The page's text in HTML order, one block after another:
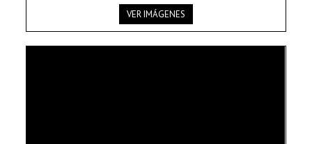
VER IMÁGENES